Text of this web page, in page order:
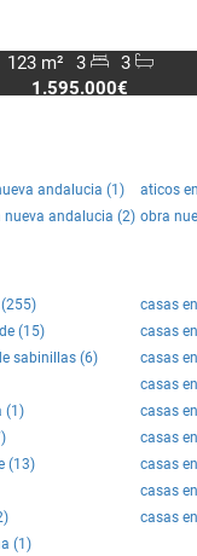
123 m² 3
3
1.595.000€
andalucia (1)
aticos
nueva andalucia (2) obra
casas
(15)
casas
sabinillas (6)
casas
casas
(1)
casas
casas
(13)
casas
casas
casas
(1)